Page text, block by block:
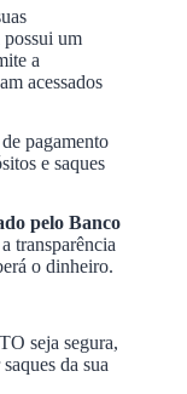
possui um
a
acessados
pagamento
e saques
pelo Banco
transparência
o dinheiro.
seja segura,
da sua